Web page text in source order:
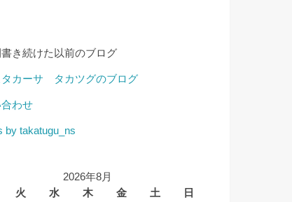
書き続けた以前のブログ
タカーサ タカツグのブログ
わせ
by takatugu_ns
2026年8月
火 水 木 金 土 日